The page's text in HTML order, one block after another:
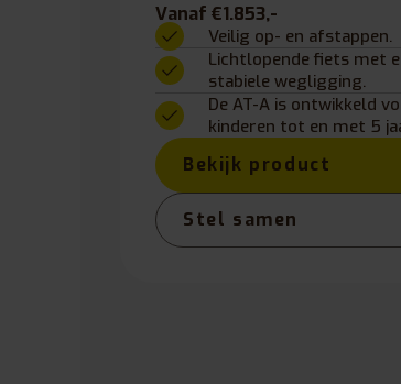
Vanaf €1.853,-
Veilig op- en afstappen.
Lichtlopende fiets met
stabiele wegligging.
De AT-A is ontwikkeld
kinderen tot en met 5
Bekijk product
Stel samen